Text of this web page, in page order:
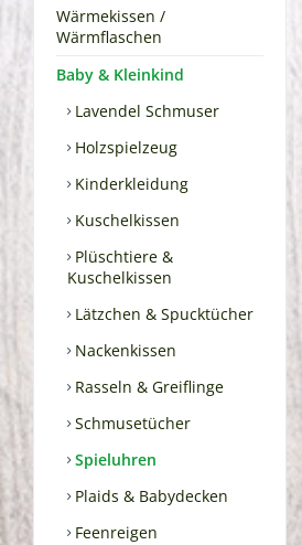
Wärmekissen /
Wärmflaschen
Baby & Kleinkind
Lavendel Schmuser
Holzspielzeug
Kinderkleidung
Kuschelkissen
Plüschtiere &
Kuschelkissen
Lätzchen & Spucktücher
Nackenkissen
Rasseln & Greiflinge
Schmusetücher
Spieluhren
Plaids & Babydecken
Feenreigen